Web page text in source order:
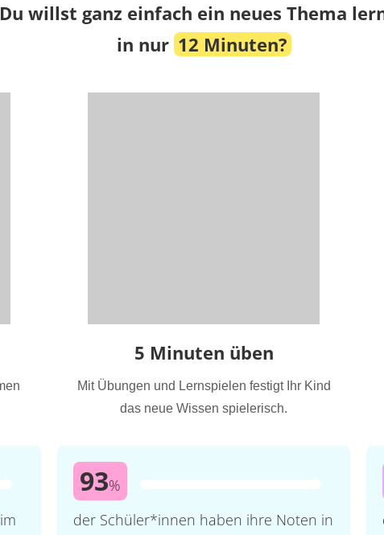
Du willst ganz einfach ein neues Thema
in nur 12 Minuten?
5 Minuten üben
Mit Übungen und Lernspielen festigt Ihr Kind
das neue Wissen spielerisch.
93%
der Schüler*innen haben ihre Noten in